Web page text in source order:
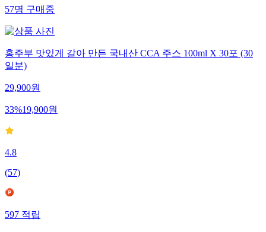
57명구매중
홍주부 맛있게 갈아 만든 국내산 CCA 주스 100ml X 30포 (30
일분)
29,900원
33%19,900원
4.8
(57)
597적립